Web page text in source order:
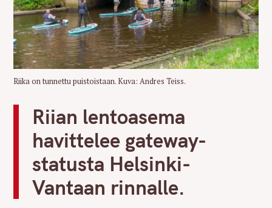
Riika on tunnettu puistoistaan. Kuva: Andres Teiss.
Riian lentoasema
havittelee gateway-
statusta Helsinki-
Vantaan rinnalle.